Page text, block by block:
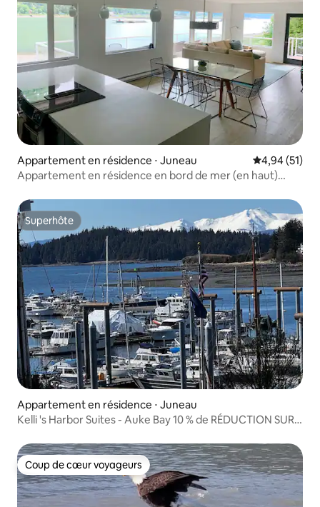
Appartement en résidence ⋅ Juneau Évaluation
4,94 (51)
Appartement en résidence en bord de mer (en haut)
Superhôte
Superhôte
Appartement en résidence ⋅ Juneau
Kelli 's Harbor Suites - Auke Bay 10 % de RÉDUCTION SUR
Coup de cœur voyageurs
Coup de cœur voyageurs